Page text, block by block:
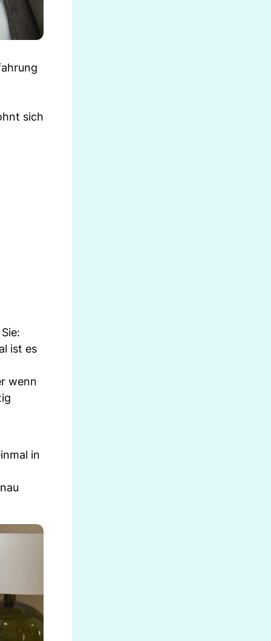
sich
ist es
wenn
in